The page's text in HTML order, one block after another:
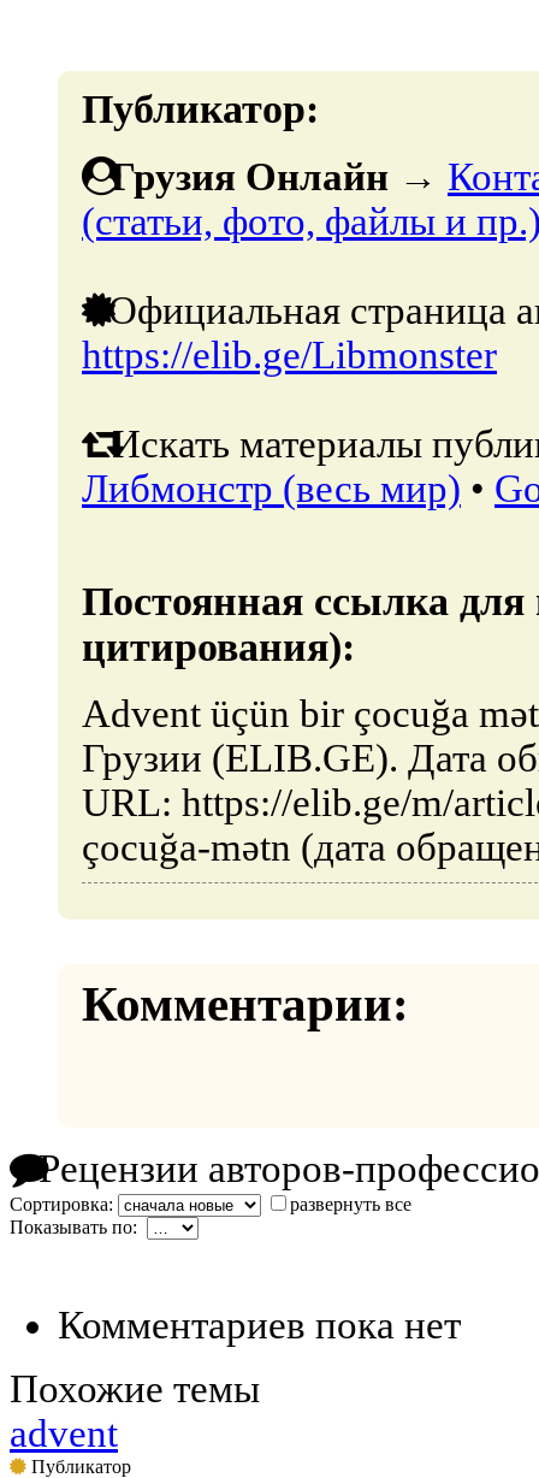
Публикатор:
Грузия Онлайн →
(статьи, фото, файлы и
Официальная страница
https://elib.ge/Libmonster
Искать материалы
Либмонстр (весь мир) •
Постоянная ссылка
цитирования):
Advent üçün bir çocuğa
Грузии (ELIB.GE). Дата
URL: https://elib.ge/m/
çocuğa-mətn (дата
Комментарии:
Рецензии авторов-
Сортировка:
развернуть все
Показывать по:
Комментариев пока нет
Похожие темы
advent
Публикатор